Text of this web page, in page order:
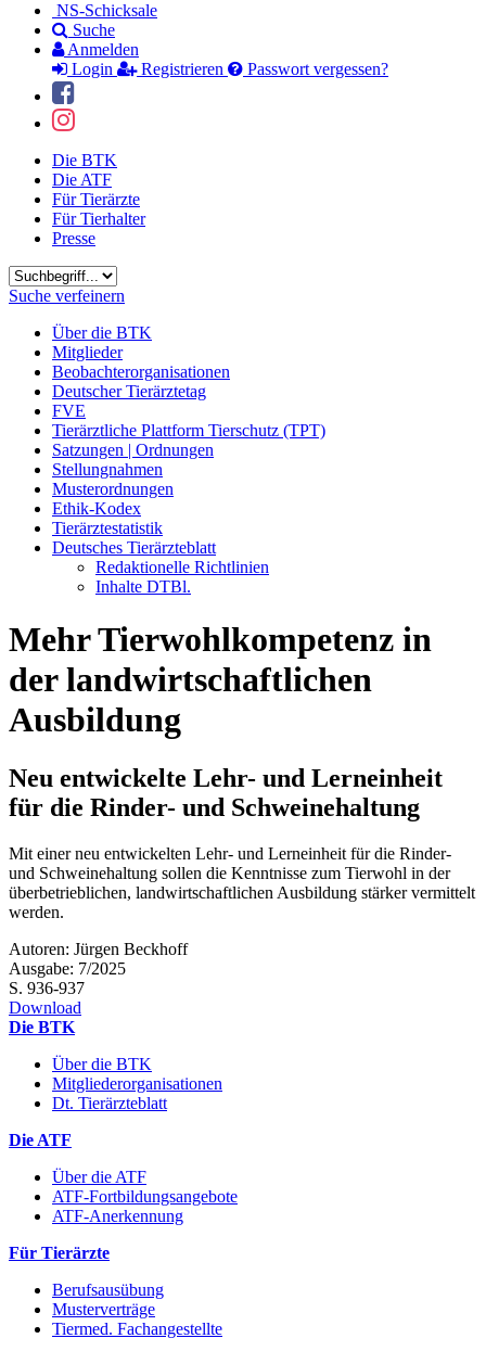
NS-Schicksale
Suche
Anmelden
Login
Registrieren Passwort vergessen?
Die BTK
Die ATF
Für Tierärzte
Für Tierhalter
Presse
Suchbegriff
Suche verfeinern
Über die BTK
Mitglieder
Beobachterorganisationen
Deutscher Tierärztetag
FVE
Tierärztliche Plattform Tierschutz (TPT)
Satzungen | Ordnungen
Stellungnahmen
Musterordnungen
Ethik-Kodex
Tierärztestatistik
Deutsches Tierärzteblatt
Redaktionelle Richtlinien
Inhalte DTBl.
Mehr Tierwohlkompetenz in
der landwirtschaftlichen
Ausbildung
Neu entwickelte Lehr- und Lerneinheit
für die Rinder- und Schweinehaltung
Mit einer neu entwickelten Lehr- und Lerneinheit für die Rinder-
und Schweinehaltung sollen die Kenntnisse zum Tierwohl in der
überbetrieblichen, landwirtschaftlichen Ausbildung stärker vermittelt
werden.
Autoren: Jürgen Beckhoff
Ausgabe: 7/2025
S. 936-937
Download
Die BTK
Über die BTK
Mitgliederorganisationen
Dt. Tierärzteblatt
Die ATF
Über die ATF
ATF-Fortbildungsangebote
ATF-Anerkennung
Für Tierärzte
Berufsausübung
Musterverträge
Tiermed. Fachangestellte